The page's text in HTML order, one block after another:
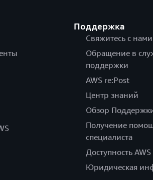
Поддержка
Свяжитесь с нами
Обращение в
поддержки
AWS re:Post
Центр знаний
Обзор
Получение
специалиста
Доступность AWS
Юридическая